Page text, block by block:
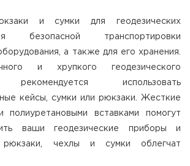
и сумки для геодезических
безопасной транспортировки
а также для его хранения.
и хрупкого геодезического
рекомендуется использовать
кейсы, сумки или рюкзаки. Жесткие
полиуретановыми вставками помогут
ваши геодезические приборы и
рюкзаки, чехлы и сумки облегчат